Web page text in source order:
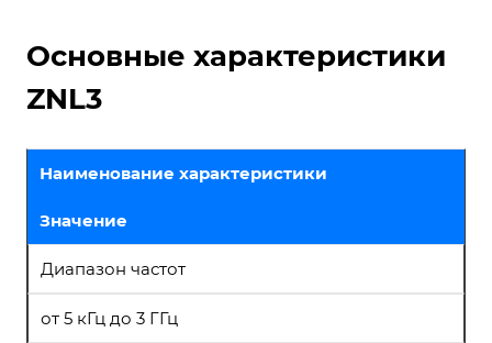
Основные характеристики
ZNL3
Наименование характеристики
Значение
Диапазон частот
от 5 кГц до 3 ГГц